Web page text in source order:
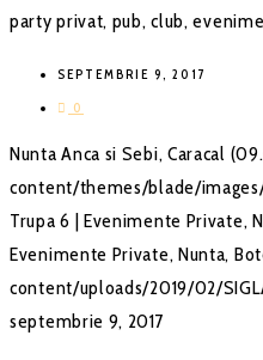
party privat, pub, club,
SEPTEMBRIE 9, 2017
0
Nunta Anca si Sebi, Caracal
content/themes/blade/
Trupa 6 | Evenimente Private,
Evenimente Private, Nunta,
content/uploads/2019/02/
septembrie 9, 2017